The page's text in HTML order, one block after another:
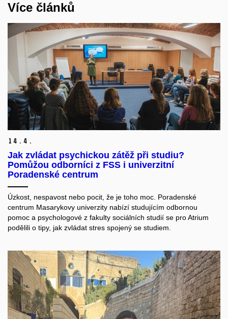
Více článků
14. 4.
Jak zvládat psychickou zátěž při studiu?
Pomůžou odborníci z FSS i univerzitní
Poradenské centrum
Úzkost, nespavost nebo pocit, že je toho moc. Poradenské
centrum Masarykovy univerzity nabízí studujícím odbornou
pomoc a psychologové z fakulty sociálních studií se pro Atrium
podělili o tipy, jak zvládat stres spojený se studiem.